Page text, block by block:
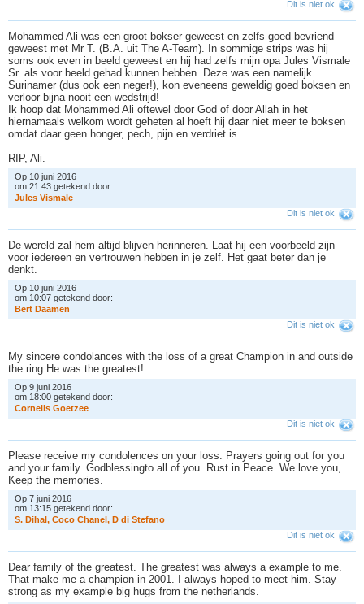
Dit is niet ok
Mohammed Ali was een groot bokser geweest en zelfs goed bevriend
geweest met Mr T. (B.A. uit The A-Team). In sommige strips was hij
soms ook even in beeld geweest en hij had zelfs mijn opa Jules Vismale
Sr. als voor beeld gehad kunnen hebben. Deze was een namelijk
Surinamer (dus ook een neger!), kon eveneens geweldig goed boksen en
verloor bijna nooit een wedstrijd!
Ik hoop dat Mohammed Ali oftewel door God of door Allah in het
hiernamaals welkom wordt geheten al hoeft hij daar niet meer te boksen
omdat daar geen honger, pech, pijn en verdriet is.
RIP, Ali.
Op 10 juni 2016
om 21:43 getekend door:
Jules Vismale
Dit is niet ok
De wereld zal hem altijd blijven herinneren. Laat hij een voorbeeld zijn
voor iedereen en vertrouwen hebben in je zelf. Het gaat beter dan je
denkt.
Op 10 juni 2016
om 10:07 getekend door:
Bert Daamen
Dit is niet ok
My sincere condolances with the loss of a great Champion in and outside
the ring.He was the greatest!
Op 9 juni 2016
om 18:00 getekend door:
Cornelis Goetzee
Dit is niet ok
Please receive my condolences on your loss. Prayers going out for you
and your family..Godblessingto all of you. Rust in Peace. We love you,
Keep the memories.
Op 7 juni 2016
om 13:15 getekend door:
S. Dihal, Coco Chanel, D di Stefano
Dit is niet ok
Dear family of the greatest. The greatest was always a example to me.
That make me a champion in 2001. I always hoped to meet him. Stay
strong as my example big hugs from the netherlands.